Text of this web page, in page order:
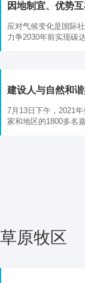
因地制宜、优势
应对气候变化是国际
力争2030年前实现碳
建设人与自然和
7月13日下午，2021
家和地区的1800多名
草原牧区